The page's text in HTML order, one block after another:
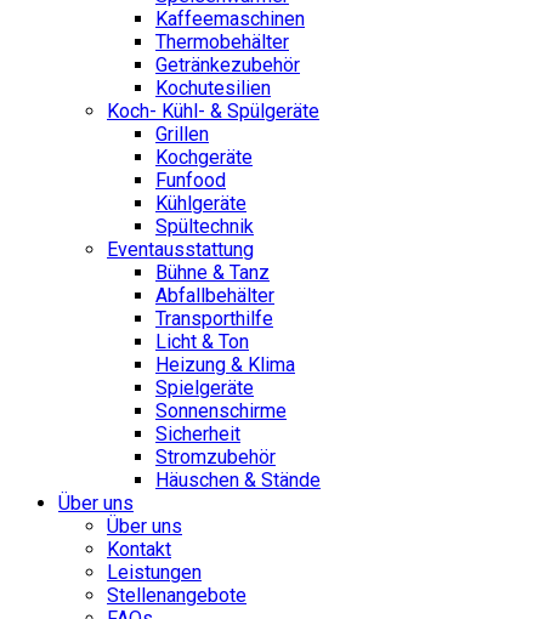
Kaffeemaschinen
Thermobehälter
Getränkezubehör
Kochutesilien
Koch- Kühl- & Spülgeräte
Grillen
Kochgeräte
Funfood
Kühlgeräte
Spültechnik
Eventausstattung
Bühne & Tanz
Abfallbehälter
Transporthilfe
Licht & Ton
Heizung & Klima
Spielgeräte
Sonnenschirme
Sicherheit
Stromzubehör
Häuschen & Stände
Über uns
Über uns
Kontakt
Leistungen
Stellenangebote